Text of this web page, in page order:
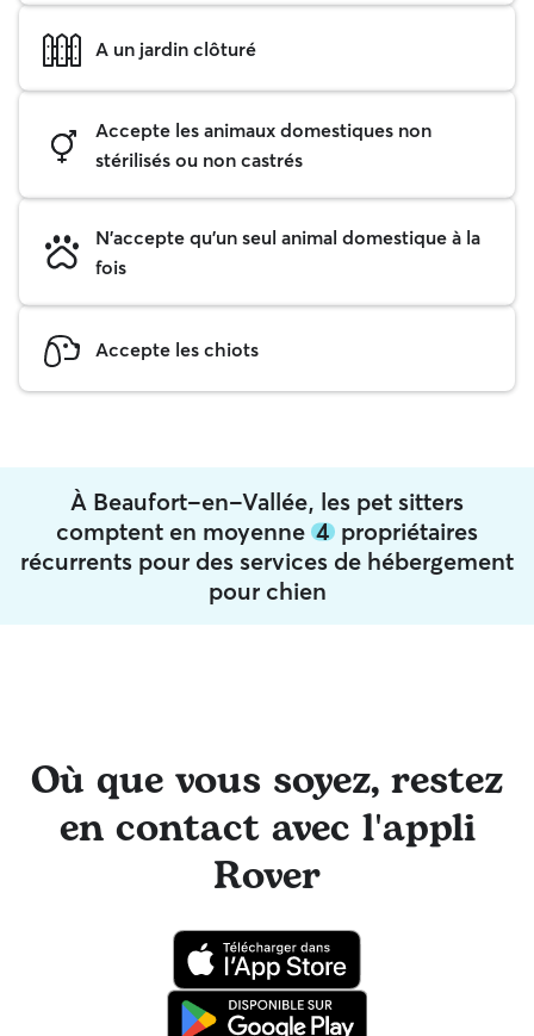
A un jardin clôturé
Accepte les animaux domestiques non
stérilisés ou non castrés
N'accepte qu'un seul animal domestique à la
fois
Accepte les chiots
À Beaufort-en-Vallée, les pet sitters
comptent en moyenne 4 propriétaires
récurrents pour des services de hébergement
pour chien
Où que vous soyez, restez
en contact avec l'appli
Rover